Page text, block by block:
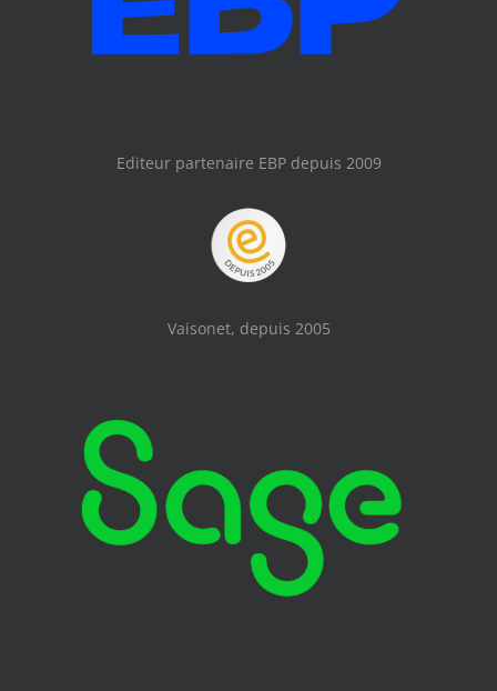
Editeur partenaire EBP depuis 2009
Vaisonet, depuis 2005